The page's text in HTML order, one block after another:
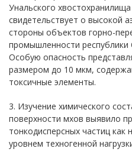
Унальского
свидетельствует о высокой
стороны объектов горно-
промышленности республики
Особую опасность
размером до 10 мкм,
токсичные элементы.
3. Изучение химического
поверхности мхов выявило
тонкодисперсных частиц как
уровнем техногенной